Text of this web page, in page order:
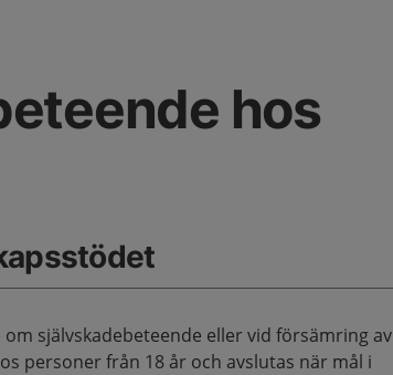
hos
självskadebeteende eller vid försämring av
personer från 18 år och avslutas när mål i